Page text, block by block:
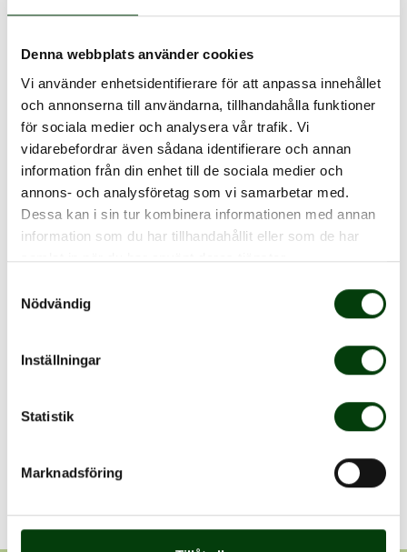
Denna webbplats använder cookies
Vi använder enhetsidentifierare för att anpassa innehållet
och annonserna till användarna, tillhandahålla funktioner
för sociala medier och analysera vår trafik. Vi
vidarebefordrar även sådana identifierare och annan
information från din enhet till de sociala medier och
annons- och analysföretag som vi samarbetar med.
Dessa kan i sin tur kombinera informationen med annan
information som du har tillhandahållit eller som de har
samlat in när du har använt deras tjänster.
Nödvändig
Inställningar
Statistik
Marknadsföring
Verkstad/underhåll,Nacka-Värmdö
Bussmekaniker
Sista ansökningsdag:2026-08-31 23:59 CET
Verkstad/underhåll,Göteborg
Fastighetstekniker till
Nobina Trollhättan
Läs mer
Sista ansökningsdag:2026-09-30 23:59 CET
Fordonstekniker heltid
Läs mer
Verkstad/underhåll, Läs mer